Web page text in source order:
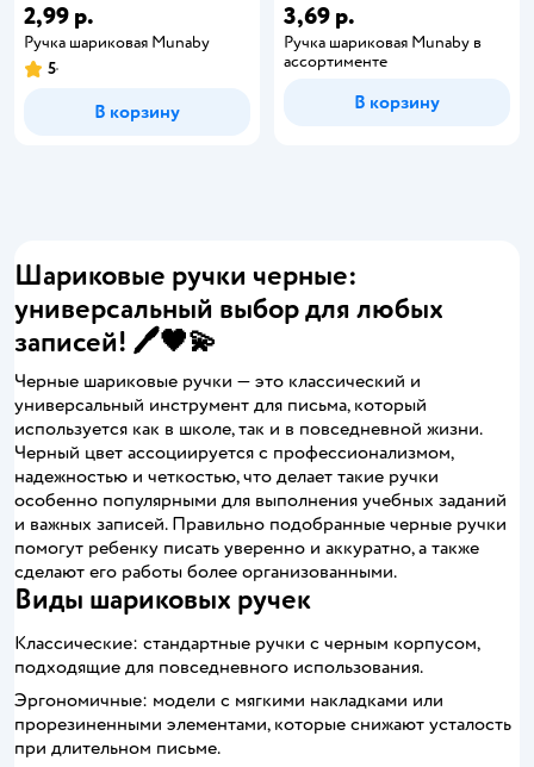
2,99 р.
Ручка шариковая Munaby
5
В корзину
3,69 р.
Ручка шариковая Munaby в
ассортименте
В корзину
Шариковые ручки черные:
универсальный выбор для любых
записей! 🖊️🖤💫
Черные шариковые ручки — это классический и
универсальный инструмент для письма, который
используется как в школе, так и в повседневной жизни.
Черный цвет ассоциируется с профессионализмом,
надежностью и четкостью, что делает такие ручки
особенно популярными для выполнения учебных заданий
и важных записей. Правильно подобранные черные ручки
помогут ребенку писать уверенно и аккуратно, а также
сделают его работы более организованными.
Виды шариковых ручек
Классические: стандартные ручки с черным корпусом,
подходящие для повседневного использования.
Эргономичные: модели с мягкими накладками или
прорезиненными элементами, которые снижают усталость
при длительном письме.